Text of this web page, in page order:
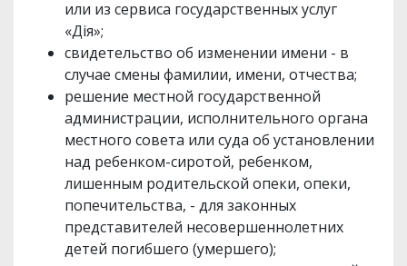
или из сервиса государственных услуг
«Дія»;
свидетельство об изменении имени - в
случае смены фамилии, имени, отчества;
решение местной государственной
администрации, исполнительного органа
местного совета или суда об установлении
над ребенком-сиротой, ребенком,
лишенным родительской опеки, опеки,
попечительства, - для законных
представителей несовершеннолетних
детей погибшего (умершего);